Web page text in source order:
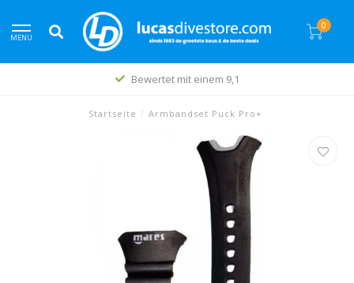
MENU
0
Bewertet mit einem 9,1
Startseite / Armbandset Puck Pro+